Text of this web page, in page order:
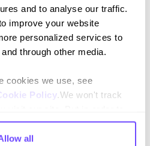
and to analyse our traffic.
improve your website
personalized services to
through other media.
cookies we use, see
Policy.We won't track
we'll have to use just one
asked to make this choice
all
novedades y lanzamientos.